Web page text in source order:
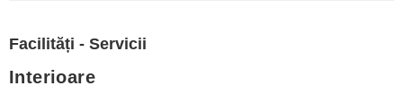
Facilități - Servicii
Interioare